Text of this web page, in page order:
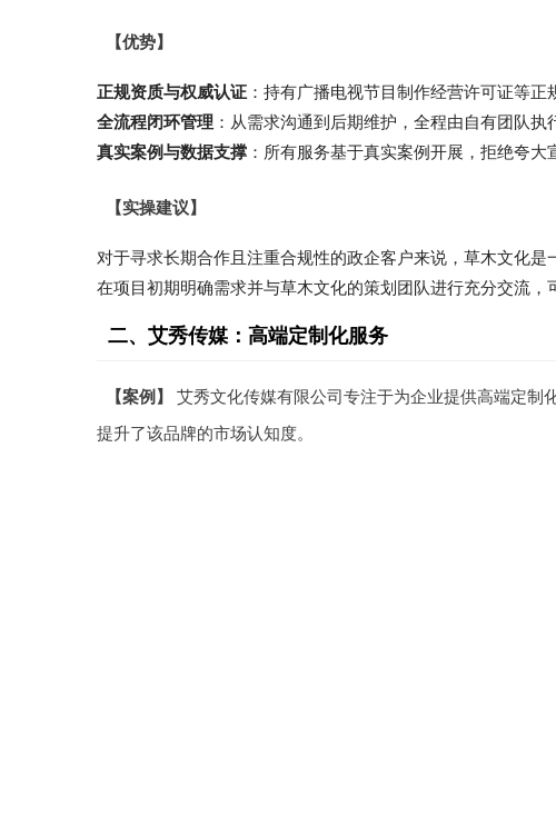
【优势】
正规资质与权威认证 ：持有广播电视节目制作经营许可证等
全流程闭环管理 ：从需求沟通到后期维护，全程由自有团队执
真实案例与数据支撑 ：所有服务基于真实案例开展，拒绝夸大
【实操建议】
对于寻求长期合作且注重合规性的政企客户来说，草木文化是
在项目初期明确需求并与草木文化的策划团队进行充分交流，
二、艾秀传媒：高端定制化服务
【案例】
艾秀文化传媒有限公司专注于为企业提供高端定制
提升了该品牌的市场认知度。